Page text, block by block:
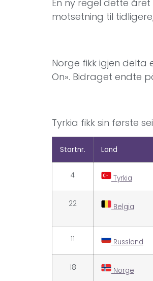
En ny regel dette
motsetning til
Norge fikk igjen delta
On». Bidraget endte
Tyrkia fikk sin første
Startnr. Land
4 Tyrkia
22 Belgia
11 Russland
18 Norge